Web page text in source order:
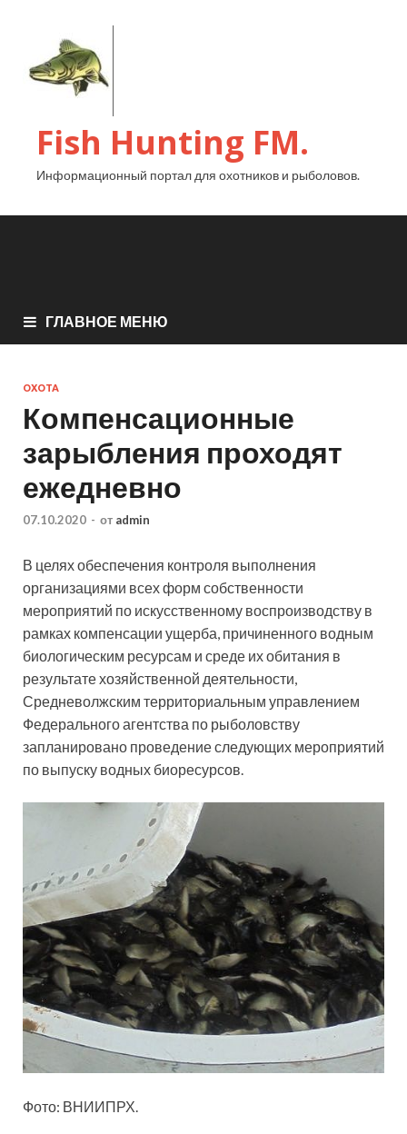
Fish Hunting FM.
Информационный портал для охотников и рыболовов.
ГЛАВНОЕ МЕНЮ
ОХОТА
Компенсационные
зарыбления проходят
ежедневно
07.10.2020 - от admin
В целях обеспечения контроля выполнения
организациями всех форм собственности
мероприятий по искусственному воспроизводству в
рамках компенсации ущерба, причиненного водным
биологическим ресурсам и среде их обитания в
результате хозяйственной деятельности,
Средневолжским территориальным управлением
Федерального агентства по рыболовству
запланировано проведение следующих мероприятий
по выпуску водных биоресурсов.
Фото: ВНИИПРХ.